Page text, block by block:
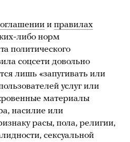
и правилах
либо норм
политического
соцсети довольно
лишь «запугивать или
услуг или
материалы
насилие или
расы, пола, религии,
сексуальной